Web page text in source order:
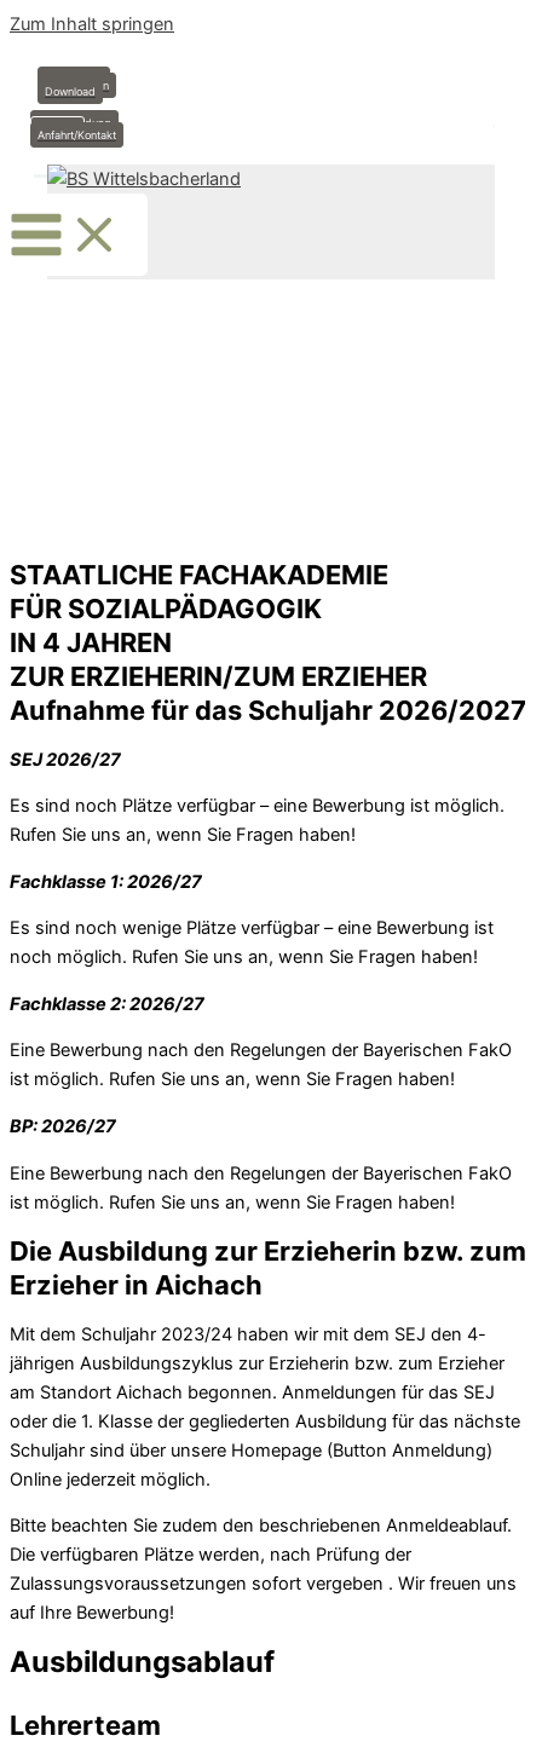
Zum Inhalt springen
Stundenplan
Download
Krankmeldung
Termine
Anfahrt/Kontakt
STAATLICHE FACHAKADEMIE
FÜR SOZIALPÄDAGOGIK
IN 4 JAHREN
ZUR ERZIEHERIN/ZUM ERZIEHER
Aufnahme für das Schuljahr 2026/2027
SEJ 2026/27
Es sind noch Plätze verfügbar – eine Bewerbung ist möglich.
Rufen Sie uns an, wenn Sie Fragen haben!
Fachklasse 1: 2026/27
Es sind noch wenige Plätze verfügbar – eine Bewerbung ist
noch möglich. Rufen Sie uns an, wenn Sie Fragen haben!
Fachklasse 2: 2026/27
Eine Bewerbung nach den Regelungen der Bayerischen FakO
ist möglich. Rufen Sie uns an, wenn Sie Fragen haben!
BP: 2026/27
Eine Bewerbung nach den Regelungen der Bayerischen FakO
ist möglich. Rufen Sie uns an, wenn Sie Fragen haben!
Die Ausbildung zur Erzieherin bzw. zum
Erzieher in Aichach
Mit dem Schuljahr 2023/24 haben wir mit dem SEJ den 4-
jährigen Ausbildungszyklus zur Erzieherin bzw. zum Erzieher
am Standort Aichach begonnen. Anmeldungen für das SEJ
oder die 1. Klasse der gegliederten Ausbildung für das nächste
Schuljahr sind über unsere Homepage (Button Anmeldung)
Online jederzeit möglich.
Bitte beachten Sie zudem den beschriebenen Anmeldeablauf.
Die verfügbaren Plätze werden, nach Prüfung der
Zulassungsvoraussetzungen sofort vergeben . Wir freuen uns
auf Ihre Bewerbung!
Ausbildungsablauf
Lehrerteam